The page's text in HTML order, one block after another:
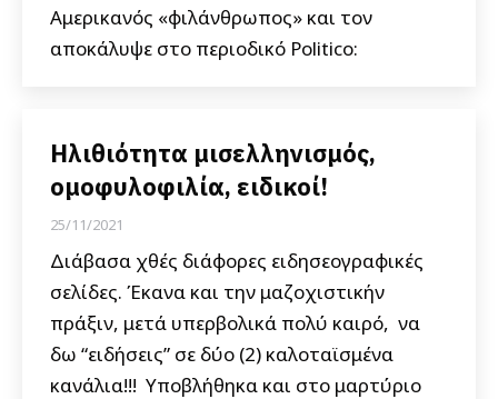
Αμερικανός «φιλάνθρωπος» και τον
αποκάλυψε στο περιοδικό Politico:
Ηλιθιότητα μισελληνισμός,
ομοφυλοφιλία, ειδικοί!
25/11/2021
Διάβασα χθές διάφορες ειδησεογραφικές
σελίδες. Έκανα και την μαζοχιστικήν
πράξιν, μετά υπερβολικά πολύ καιρό, να
δω “ειδήσεις” σε δύο (2) καλοταϊσμένα
κανάλια!!! Υποβλήθηκα και στο μαρτύριο